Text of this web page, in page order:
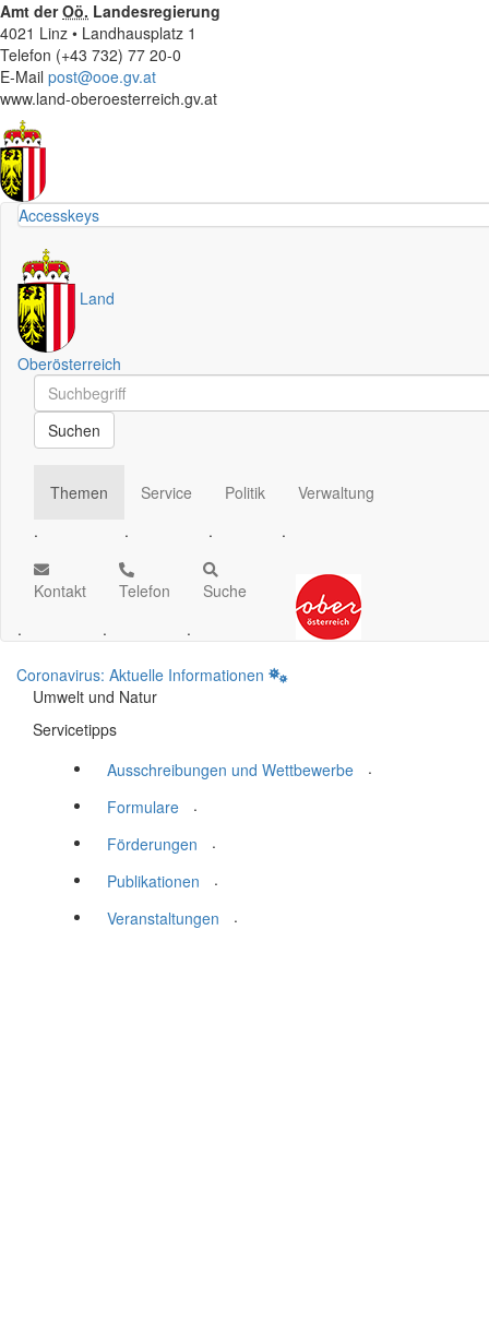
Amt derOö. Landesregierung
4021 Linz • Landhausplatz 1
Telefon (+43 732) 77 20-0
E-Mail post@ooe.gv.at
www.land-oberoesterreich.gv.at
Accesskeys
Land
Oberösterreich
Schnellsuche
Schnellsuche
Suchen
Themen
.
Service
.
Politik
.
Verwaltung
.
Kontakt
.
Telefon
.
Suche
.
Coronavirus: Aktuelle Informationen
Umwelt und Natur
Servicetipps
Ausschreibungen und Wettbewerbe
.
Formulare
.
Förderungen
.
Publikationen
.
Veranstaltungen
.